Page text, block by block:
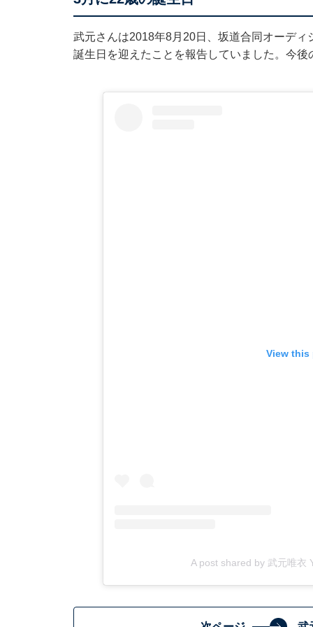
武元さんは2018年8月20日、坂道合同オーデ
誕生日を迎えたことを報告していました。今後
View this
A post shared by 武元唯衣